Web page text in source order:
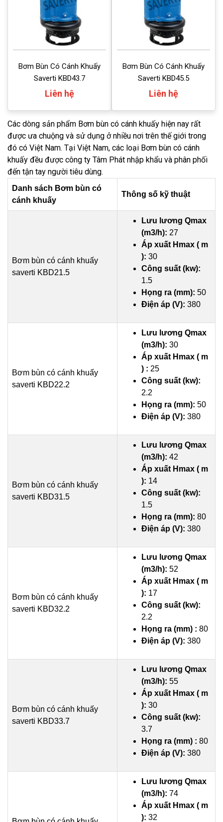
Bơm Bùn Có Cánh Khuấy
Saverti KBD43.7
Liên hệ
Bơm Bùn Có Cánh Khuấy
Saverti KBD45.5
Liên hệ
Các dòng sản phẩm Bơm bùn có cánh khuấy hiện nay rất
được ưa chuộng và sử dụng ở nhiều nơi trên thế giới trong
đó có Việt Nam. Tại Việt Nam, các loại Bơm bùn có cánh
khuấy đều được công ty Tâm Phát nhập khẩu và phân phối
đến tận tay người tiêu dùng.
Danh sách Bơm bùn có
cánh khuấy
Thông số kỹ thuật
Bơm bùn có cánh khuấy
saverti KBD21.5
Lưu lương Qmax
(m3/h): 27
Áp xuất Hmax ( m
): 30
Công suất (kw):
1.5
Họng ra (mm): 50
Điện áp (V): 380
Bơm bùn có cánh khuấy
saverti KBD22.2
Lưu lương Qmax
(m3/h): 30
Áp xuất Hmax ( m
) : 25
Công suất (kw):
2.2
Họng ra (mm): 50
Điện áp (V): 380
Bơm bùn có cánh khuấy
saverti KBD31.5
Lưu lương Qmax
(m3/h): 42
Áp xuất Hmax ( m
): 14
Công suất (kw):
1.5
Họng ra (mm): 80
Điện áp (V): 380
Bơm bùn có cánh khuấy
saverti KBD32.2
Lưu lương Qmax
(m3/h): 52
Áp xuất Hmax ( m
): 17
Công suất (kw):
2.2
Họng ra (mm) : 80
Điện áp (V): 380
Bơm bùn có cánh khuấy
saverti KBD33.7
Lưu lương Qmax
(m3/h): 55
Áp xuất Hmax ( m
): 30
Công suất (kw):
3.7
Họng ra (mm) : 80
Điện áp (V): 380
Lưu lương Qmax
(m3/h): 74
Áp xuất Hmax ( m
): 32